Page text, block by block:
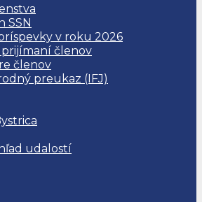
SSN
v roku 2026
prijímaní členov
členov
preukaz (IFJ)
udalostí